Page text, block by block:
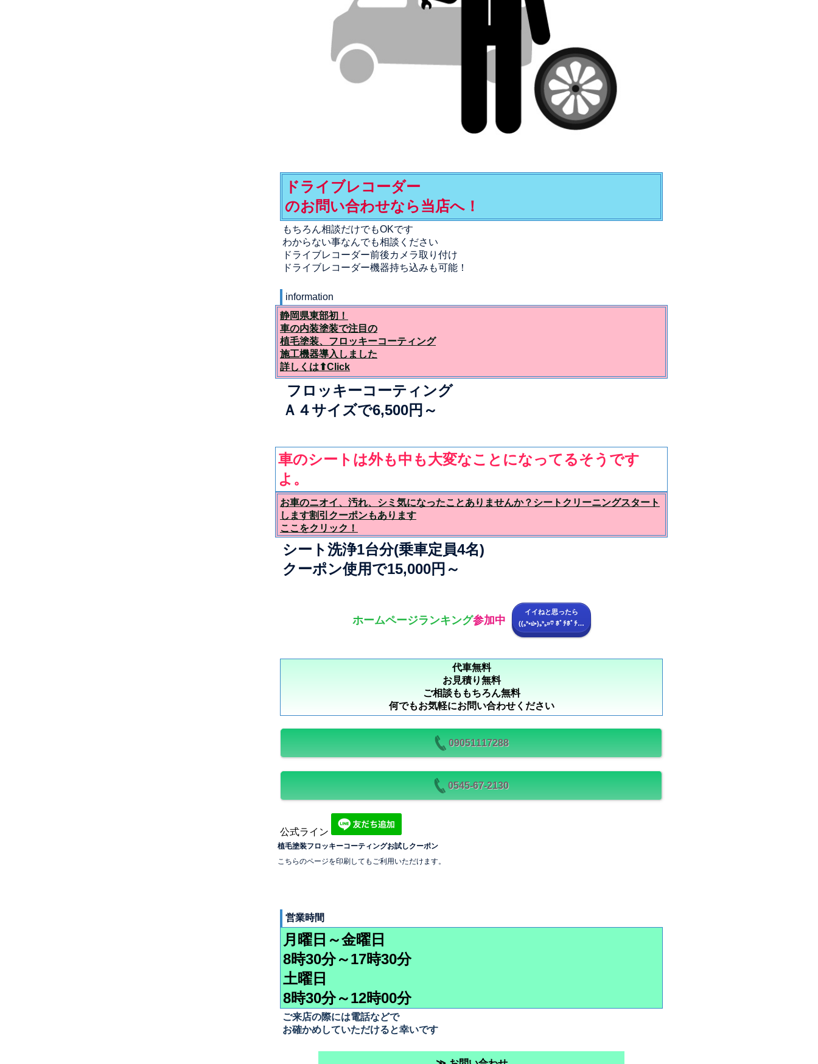
ドライブレコーダー
のお問い合わせなら当店へ！
もちろん相談だけでもOKです
わからない事なんでも相談ください
ドライブレコーダー前後カメラ取り付け
ドライブレコーダー機器持ち込みも可能！
information
静岡県東部初！
車の内装塗装で注目の
植毛塗装、フロッキーコーティング
施工機器導入しました
詳しくは⬆Click
フロッキーコーティング
Ａ４サイズで6,500円～
車のシートは外も中も大変なことになってるそうです
よ。
お車のニオイ、汚れ、シミ気になったことありませんか？シートクリーニングスタート
します割引クーポンもあります
ここをクリック！
シート洗浄1台分(乗車定員4名)
クーポン使用で15,000円～
ホームページランキング参加中
イイねと思ったら
((꜆꜄•௰•)꜆꜄꜆»♡ ﾎﾟﾁﾎﾟﾁ…
代車無料
お見積り無料
ご相談ももちろん無料
何でもお気軽にお問い合わせください
09051117288
0545-67-2130
公式ライン
植毛塗装フロッキーコーティングお試しクーポン
こちらのページを印刷してもご利用いただけます。
営業時間
月曜日～金曜日
8時30分～17時30分
土曜日
8時30分～12時00分
ご来店の際には電話などで
お確かめしていただけると幸いです